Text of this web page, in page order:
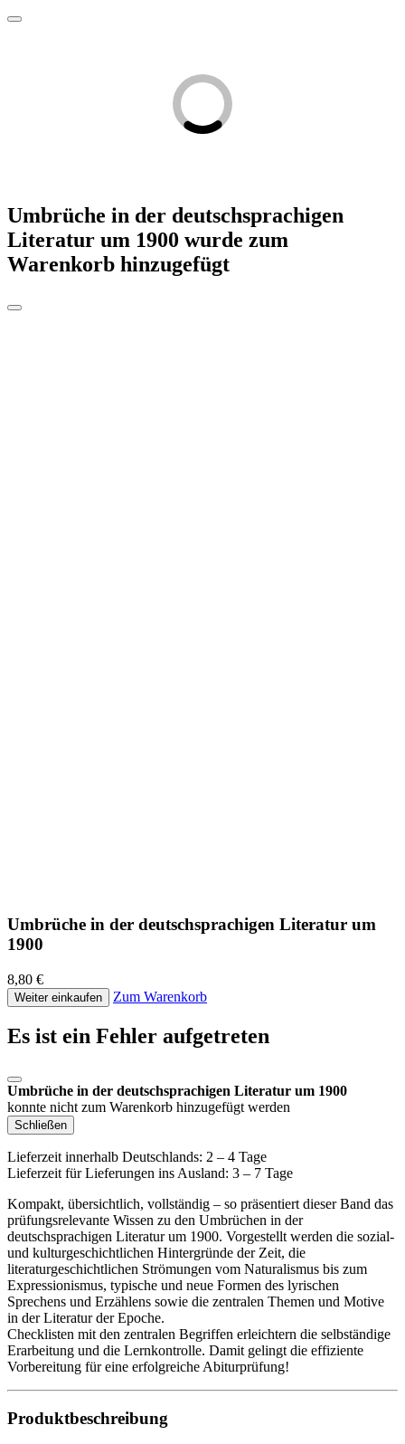
Umbrüche in der deutschsprachigen
Literatur um 1900 wurde zum
Warenkorb hinzugefügt
Umbrüche in der deutschsprachigen Literatur um
1900
8,80 €
Weiter einkaufen Zum Warenkorb
Es ist ein Fehler aufgetreten
Umbrüche in der deutschsprachigen Literatur um 1900
konnte nicht zum Warenkorb hinzugefügt werden
Schließen
Lieferzeit innerhalb Deutschlands: 2 – 4 Tage
Lieferzeit für Lieferungen ins Ausland: 3 – 7 Tage
Kompakt, übersichtlich, vollständig – so präsentiert dieser Band das
prüfungsrelevante Wissen zu den Umbrüchen in der
deutschsprachigen Literatur um 1900. Vorgestellt werden die sozial-
und kulturgeschichtlichen Hintergründe der Zeit, die
literaturgeschichtlichen Strömungen vom Naturalismus bis zum
Expressionismus, typische und neue Formen des lyrischen
Sprechens und Erzählens sowie die zentralen Themen und Motive
in der Literatur der Epoche.
Checklisten mit den zentralen Begriffen erleichtern die selbständige
Erarbeitung und die Lernkontrolle. Damit gelingt die effiziente
Vorbereitung für eine erfolgreiche Abiturprüfung!
Produktbeschreibung